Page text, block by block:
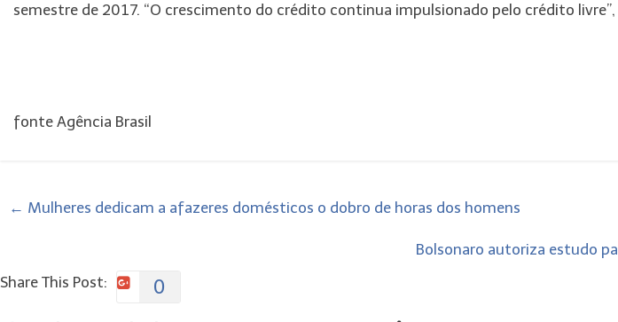
semestre de 2017. “O crescimento do crédito continua impulsionado pelo crédito
fonte Agência Brasil
← Mulheres dedicam a afazeres domésticos o dobro de horas dos homens
Bolsonaro autoriza estudo
Share This Post:
0